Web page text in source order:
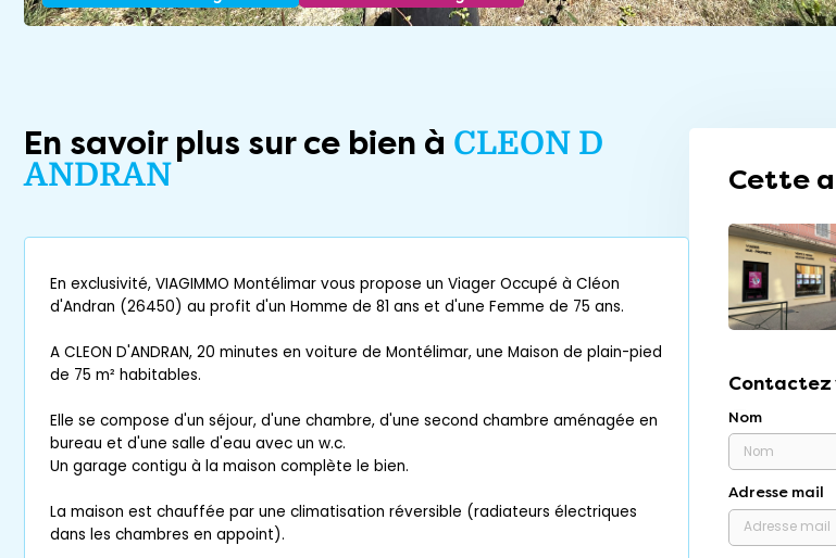
En savoir plus sur ce bien à CLEON D
ANDRAN
En exclusivité, VIAGIMMO Montélimar vous propose un Viager Occupé à Cléon
d'Andran (26450) au profit d'un Homme de 81 ans et d'une Femme de 75 ans.
A CLEON D'ANDRAN, 20 minutes en voiture de Montélimar, une Maison de plain-pied
de 75 m² habitables.
Elle se compose d'un séjour, d'une chambre, d'une second chambre aménagée en
bureau et d'une salle d'eau avec un w.c.
Un garage contigu à la maison complète le bien.
La maison est chauffée par une climatisation réversible (radiateurs électriques
dans les chambres en appoint).
Cette
Contactez
Nom
Adresse mail